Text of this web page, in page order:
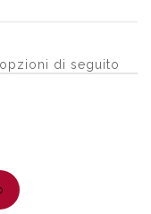
di seguito